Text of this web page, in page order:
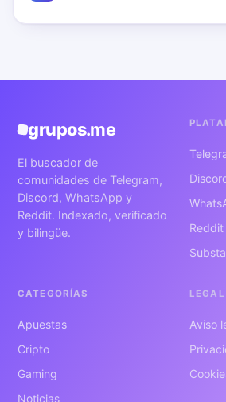
grupos.me
El buscador de
comunidades de Telegram,
Discord, WhatsApp y
Reddit. Indexado, verificado
y bilingüe.
Reddit
CATEGORÍAS
Apuestas
Cripto
Gaming
Noticias
LEGAL
Aviso